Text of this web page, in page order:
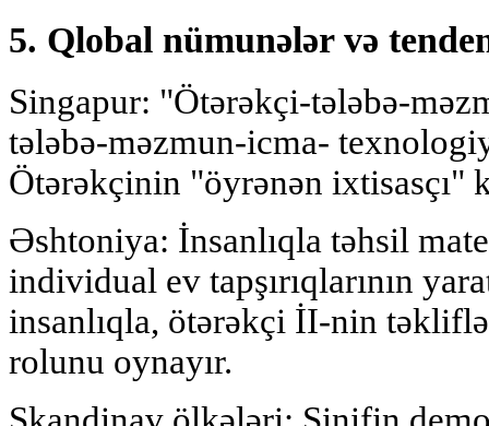
5. Qlobal nümunələr və
Singapur: "Ötərəkçi-tələbə-
tələbə-məzmun-icma-
Ötərəkçinin "öyrənən ixtisasçı"
Əshtoniya: İnsanlıqla təhsil
individual ev tapşırıqlarının
insanlıqla, ötərəkçi İI-nin
rolunu oynayır.